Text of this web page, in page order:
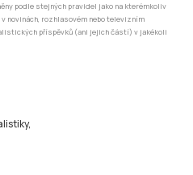
podle stejných pravidel jako na kterémkoliv
novinách, rozhlasovém nebo televizním
příspěvků (ani jejich částí) v jakékoli